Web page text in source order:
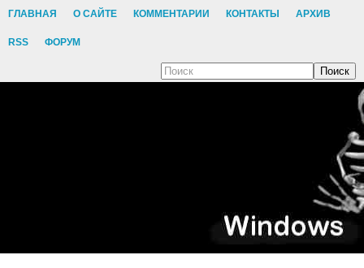
ГЛАВНАЯ О САЙТЕ КОММЕНТАРИИ КОНТАКТЫ АРХИВ
RSS ФОРУМ
Поиск